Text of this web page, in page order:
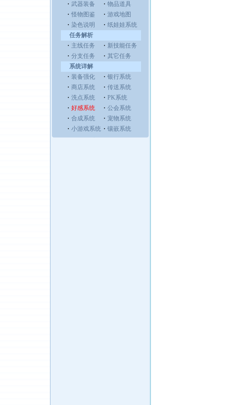
・ 武器装备
・ 怪物图鉴
・ 染色说明
・ 物品道具
・ 游戏地图
・ 纸娃娃系统
任务解析
・ 主线任务
・ 分支任务
・ 新技能任务
・ 其它任务
系统详解
・ 装备强化
・ 商店系统
・ 洗点系统
・ 好感系统
・ 合成系统
・ 小游戏系统
・ 银行系统
・ 传送系统
・ PK系统
・ 公会系统
・ 宠物系统
・ 镶嵌系统